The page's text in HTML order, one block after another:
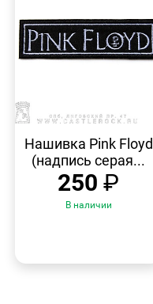
ПРОСМОТР
Нашивка Pink Floyd
(надпись серая...
250 ₽
В наличии